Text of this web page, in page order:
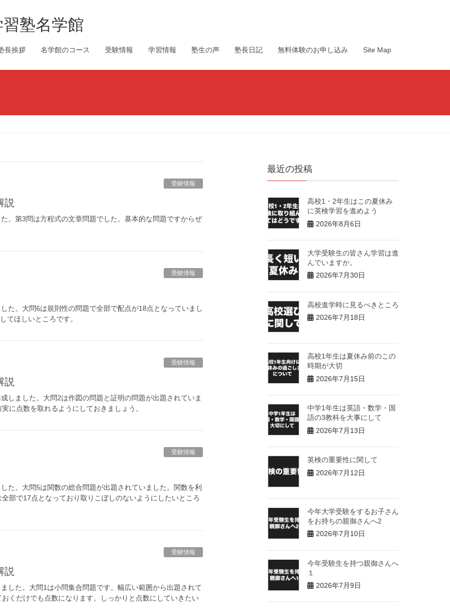
塾名学館
長挨拶 名学館のコース 受験情報 学習情報 塾生の声 塾長日記 無料体験のお申し込み Site Map
受験情報
説
。第3問は方程式の文章問題でした。基本的な問題ですからぜ
受験情報
た。大問6は規則性の問題で全部で配点が18点となっていまし
てほしいところです。
受験情報
説
しました。大問2は作図の問題と証明の問題が出題されていま
に点数を取れるようにしておきましょう。
受験情報
た。大問5は関数の総合問題が出題されていました。関数を利
部で17点となっており取りこぼしのないようにしたいところ
受験情報
説
した。大問1は小問集合問題です。幅広い範囲から出題されて
くだけでも点数になります。しっかりと点数にしていきたい
最近の投稿
高校1・2年生はこの夏休み
に英検学習を進めよう
2026年8月6日
大学受験生の皆さん学習は進
んでいますか。
2026年7月30日
高校進学時に見るべきところ
2026年7月18日
高校1年生は夏休み前のこの
時期が大切
2026年7月15日
中学1年生は英語・数学・国
語の3教科を大事にして
2026年7月13日
英検の重要性に関して
2026年7月12日
今年大学受験をするお子さん
をお持ちの親御さんへ2
2026年7月10日
今年受験生を持つ親御さんへ
１
2026年7月9日